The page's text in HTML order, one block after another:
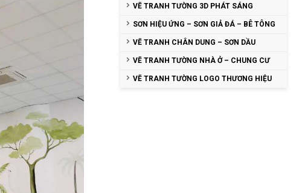
VẼ TRANH TƯỜNG 3D PHÁT SÁNG
SƠN HIỆU ỨNG – SƠN GIẢ ĐÁ – BÊ TÔNG
VẼ TRANH CHÂN DUNG – SƠN DẦU
VẼ TRANH TƯỜNG NHÀ Ở – CHUNG CƯ
VẼ TRANH TƯỜNG LOGO THƯƠNG HIỆU